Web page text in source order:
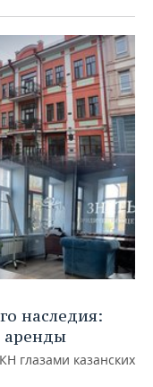
наследия:
аренды
глазами казанских